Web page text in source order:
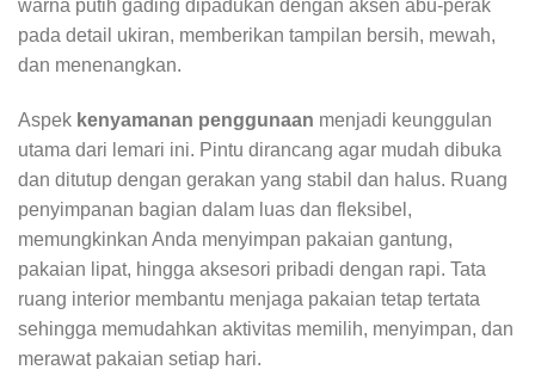
warna putih gading dipadukan dengan aksen abu-perak
pada detail ukiran, memberikan tampilan bersih, mewah,
dan menenangkan.
Aspek kenyamanan penggunaan menjadi keunggulan
utama dari lemari ini. Pintu dirancang agar mudah dibuka
dan ditutup dengan gerakan yang stabil dan halus. Ruang
penyimpanan bagian dalam luas dan fleksibel,
memungkinkan Anda menyimpan pakaian gantung,
pakaian lipat, hingga aksesori pribadi dengan rapi. Tata
ruang interior membantu menjaga pakaian tetap tertata
sehingga memudahkan aktivitas memilih, menyimpan, dan
merawat pakaian setiap hari.